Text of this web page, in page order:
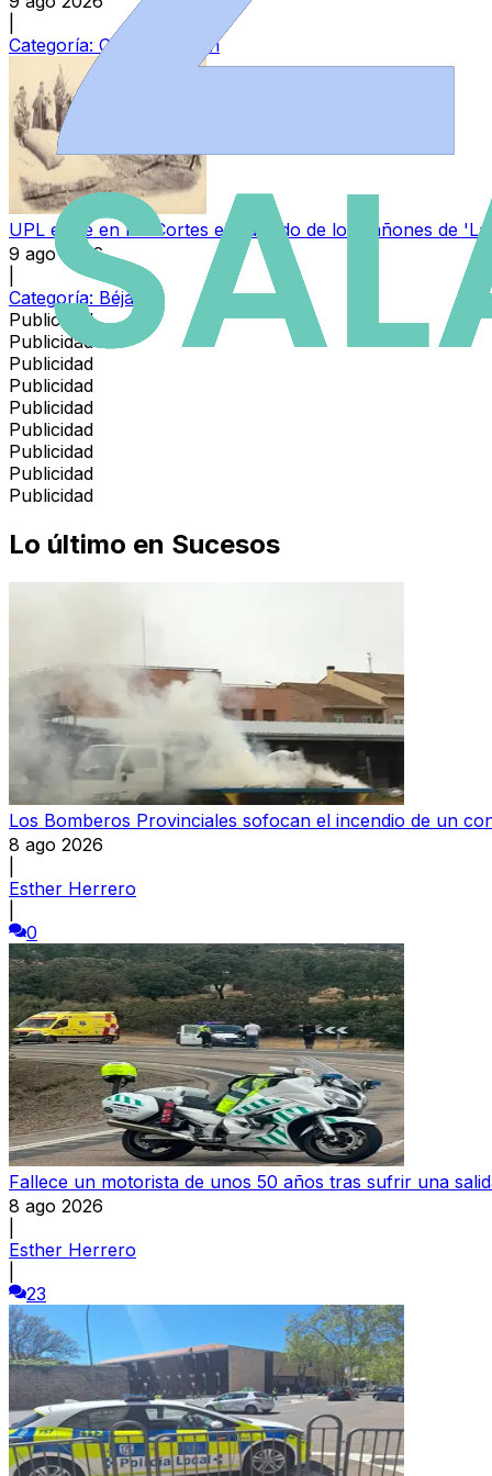
Categoría: Castilla y León
UPL exige en las Cortes el traslado de los cañones de
9 ago 2026
Categoría: Béjar
Publicidad
Publicidad
Publicidad
Publicidad
Publicidad
Publicidad
Publicidad
Publicidad
Publicidad
Lo último en Sucesos
Los Bomberos Provinciales sofocan el incendio de un
8 ago 2026
Esther Herrero
0
Fallece un motorista de unos 50 años tras sufrir una
8 ago 2026
Esther Herrero
23